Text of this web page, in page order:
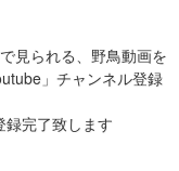
見られる、野鳥動画を
」チャンネル登録
完了致します